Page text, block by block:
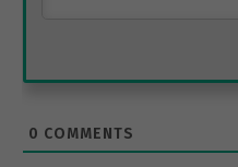
0 COMMENTS